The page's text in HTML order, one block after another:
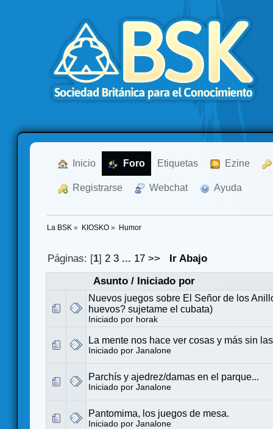
Inicio Foro Etiquetas Ezine
Registrarse Webchat Ayuda
La BSK » KIOSKO» Humor
Páginas: [1]2 3 ... 17 >>
Ir Abajo
Asunto/ Iniciado por
Nuevos juegos sobre El Señor de los
huevos? sujetame el cubata)
Iniciado por horak
La mente nos hace ver cosas y más sin
Iniciado por Janalone
Parchís y ajedrez/damas en el parque...
Iniciado por Janalone
Pantomima, los juegos de mesa.
Iniciado por Janalone